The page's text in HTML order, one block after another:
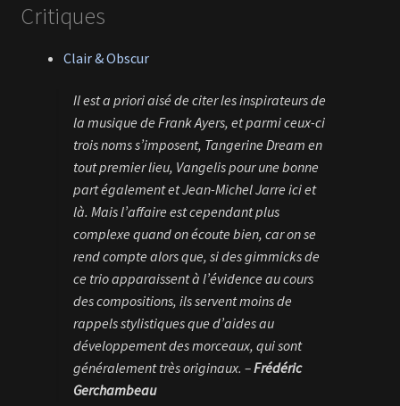
Critiques
Clair & Obscur
Il est a priori aisé de citer les inspirateurs de
la musique de Frank Ayers, et parmi ceux-ci
trois noms s’imposent, Tangerine Dream en
tout premier lieu, Vangelis pour une bonne
part également et Jean-Michel Jarre ici et
là. Mais l’affaire est cependant plus
complexe quand on écoute bien, car on se
rend compte alors que, si des gimmicks de
ce trio apparaissent à l’évidence au cours
des compositions, ils servent moins de
rappels stylistiques que d’aides au
développement des morceaux, qui sont
généralement très originaux. –Frédéric
Gerchambeau